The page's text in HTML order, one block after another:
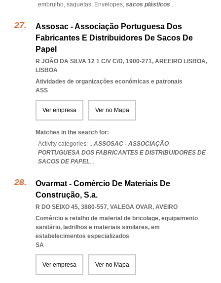
embrulho, saquetas, Envelopes, sacos plásticos...
Assosac - Associação Portuguesa Dos
Fabricantes E Distribuidores De Sacos De
Papel
R JOÃO DA SILVA 12 1 C/V C/D, 1900-271, AREEIRO LISBOA,
LISBOA
Atividades de organizações económicas e patronais
ASS
Ver empresa Ver no Mapa
Matches in the search for:
Activity categories: ...ASSOSAC - ASSOCIAÇÃO
PORTUGUESA DOS FABRICANTES E DISTRIBUIDORES DE
SACOS DE PAPEL...
Ovarmat - Comércio De Materiais De
Construção, S.a.
R DO SEIXO 45, 3880-557, VALEGA OVAR, AVEIRO
Comércio a retalho de material de bricolage, equipamento
sanitário, ladrilhos e materiais similares, em
estabelecimentos especializados
SA
Ver empresa Ver no Mapa